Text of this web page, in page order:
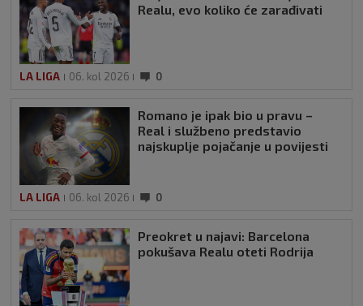
Realu, evo koliko će zarađivati
LA LIGA 06. kol 2026 0
Romano je ipak bio u pravu –
Real i službeno predstavio
najskuplje pojačanje u povijesti
LA LIGA 06. kol 2026 0
Preokret u najavi: Barcelona
pokušava Realu oteti Rodrija